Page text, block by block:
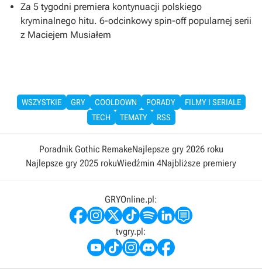
Za 5 tygodni premiera kontynuacji polskiego
kryminalnego hitu. 6-odcinkowy spin-off popularnej serii
z Maciejem Musiałem
WSZYSTKIE GRY COOLDOWN PORADY
FILMY I SERIALE
TECH
TEMATY RSS
Poradnik Gothic RemakeNajlepsze gry 2026 roku
Najlepsze gry 2025 rokuWiedźmin 4Najbliższe premiery
GRYOnline.pl:
tvgry.pl: